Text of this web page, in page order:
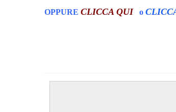
OPPURE CLICCA QUIo